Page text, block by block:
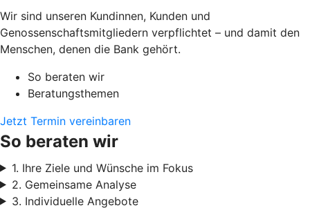
Wir sind unseren Kundinnen, Kunden und
Genossenschaftsmitgliedern verpflichtet – und damit den
Menschen, denen die Bank gehört.
So beraten wir
Beratungsthemen
Jetzt Termin vereinbaren
So beraten wir
1. Ihre Ziele und Wünsche im Fokus
2. Gemeinsame Analyse
3. Individuelle Angebote